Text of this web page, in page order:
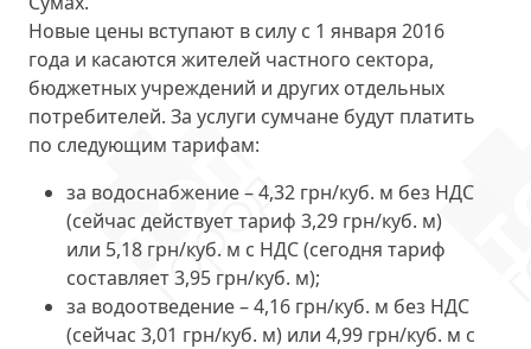
Новые цены вступают в силу с 1 января 2016
года и касаются жителей частного сектора,
бюджетных учреждений и других отдельных
потребителей. За услуги сумчане будут платить
по следующим тарифам:
за водоснабжение – 4,32 грн/куб. м без НДС
(сейчас действует тариф 3,29 грн/куб. м)
или 5,18 грн/куб. м с НДС (сегодня тариф
составляет 3,95 грн/куб. м);
за водоотведение – 4,16 грн/куб. м без НДС
(сейчас 3,01 грн/куб. м) или 4,99 грн/куб. м с